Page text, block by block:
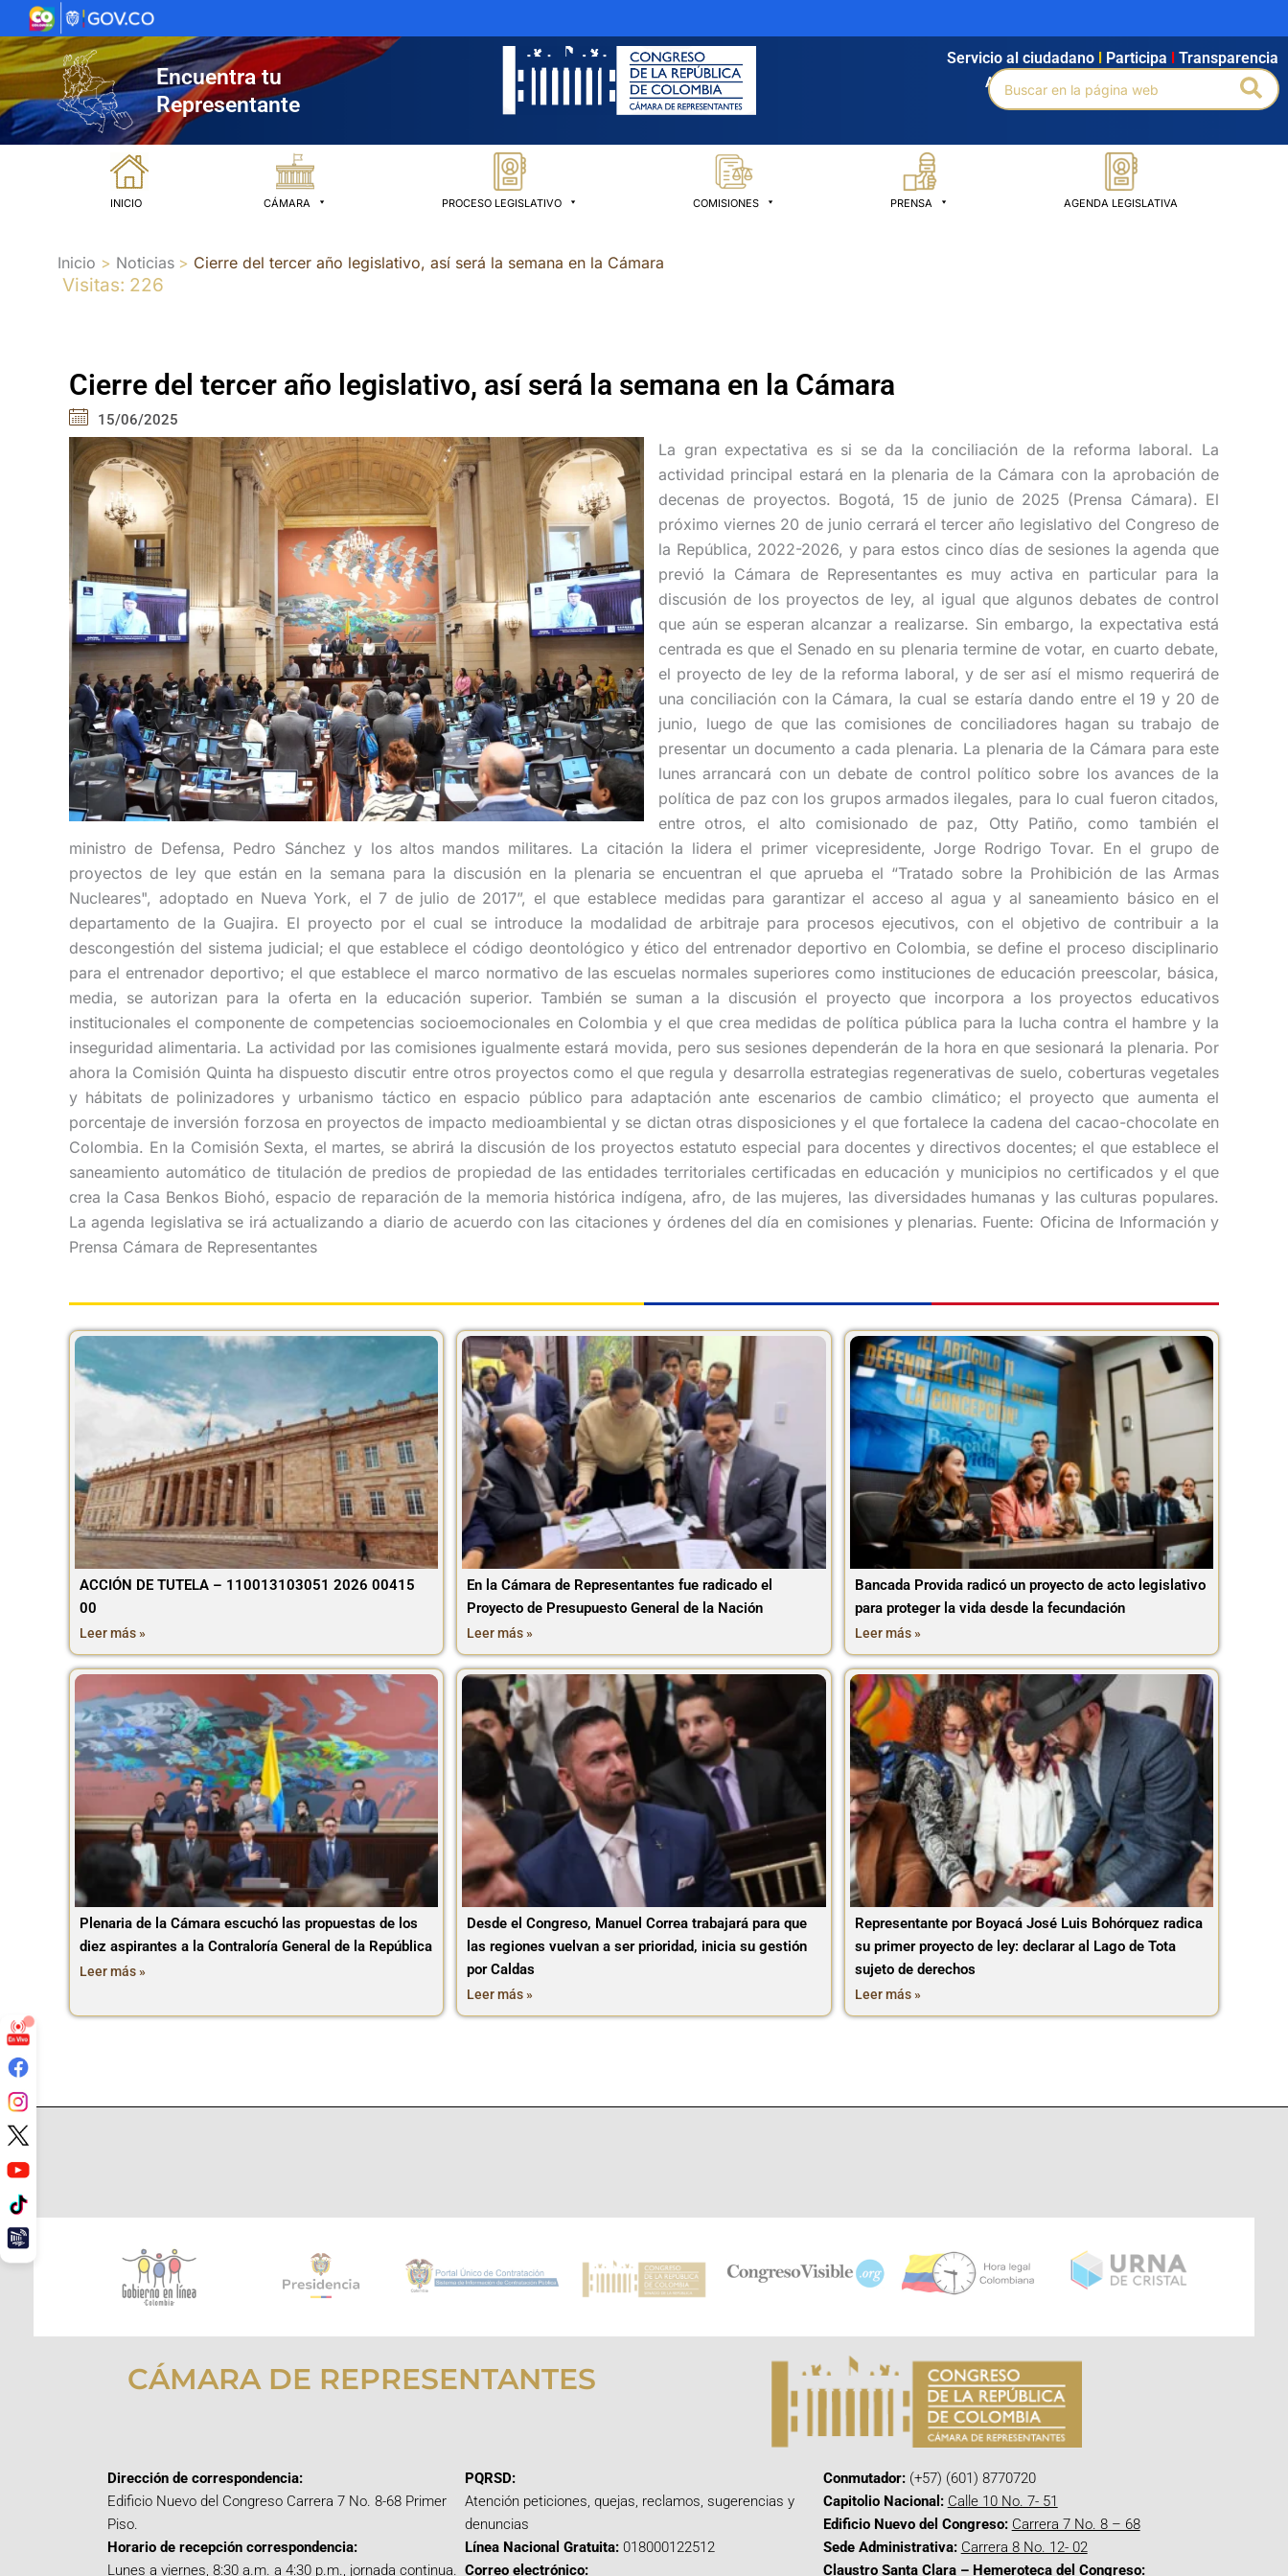
al
contenido
Encuentra tu
Representante
Agendamiento Intranet Búsqueda avanzada
Servicio al ciudadano Participa Transparencia
Buscar
por:
INICIO CÁMARA PROCESO LEGISLATIVO COMISIONES PRENSA AGENDA LEGISLATIVA
Inicio Noticias Cierre del tercer año legislativo, así será la semana en la Cámara
Visitas: 226
Cierre del tercer año legislativo, así será la semana en la Cámara
15/06/2025
La gran expectativa es si se da la conciliación de la reforma laboral. La
actividad principal estará en la plenaria de la Cámara con la aprobación de
decenas de proyectos. Bogotá, 15 de junio de 2025 (Prensa Cámara). El
próximo viernes 20 de junio cerrará el tercer año legislativo del Congreso de
la República, 2022-2026, y para estos cinco días de sesiones la agenda que
previó la Cámara de Representantes es muy activa en particular para la
discusión de los proyectos de ley, al igual que algunos debates de control
que aún se esperan alcanzar a realizarse. Sin embargo, la expectativa está
centrada es que el Senado en su plenaria termine de votar, en cuarto debate,
el proyecto de ley de la reforma laboral, y de ser así el mismo requerirá de
una conciliación con la Cámara, la cual se estaría dando entre el 19 y 20 de
junio, luego de que las comisiones de conciliadores hagan su trabajo de
presentar un documento a cada plenaria. La plenaria de la Cámara para este
lunes arrancará con un debate de control político sobre los avances de la
política de paz con los grupos armados ilegales, para lo cual fueron citados,
entre otros, el alto comisionado de paz, Otty Patiño, como también el
ministro de Defensa, Pedro Sánchez y los altos mandos militares. La citación la lidera el primer vicepresidente, Jorge Rodrigo Tovar. En el grupo de
proyectos de ley que están en la semana para la discusión en la plenaria se encuentran el que aprueba el “Tratado sobre la Prohibición de las Armas
Nucleares", adoptado en Nueva York, el 7 de julio de 2017”, el que establece medidas para garantizar el acceso al agua y al saneamiento básico en el
departamento de la Guajira. El proyecto por el cual se introduce la modalidad de arbitraje para procesos ejecutivos, con el objetivo de contribuir a la
descongestión del sistema judicial; el que establece el código deontológico y ético del entrenador deportivo en Colombia, se define el proceso disciplinario
para el entrenador deportivo; el que establece el marco normativo de las escuelas normales superiores como instituciones de educación preescolar, básica,
media, se autorizan para la oferta en la educación superior. También se suman a la discusión el proyecto que incorpora a los proyectos educativos
institucionales el componente de competencias socioemocionales en Colombia y el que crea medidas de política pública para la lucha contra el hambre y la
inseguridad alimentaria. La actividad por las comisiones igualmente estará movida, pero sus sesiones dependerán de la hora en que sesionará la plenaria. Por
ahora la Comisión Quinta ha dispuesto discutir entre otros proyectos como el que regula y desarrolla estrategias regenerativas de suelo, coberturas vegetales
y hábitats de polinizadores y urbanismo táctico en espacio público para adaptación ante escenarios de cambio climático; el proyecto que aumenta el
porcentaje de inversión forzosa en proyectos de impacto medioambiental y se dictan otras disposiciones y el que fortalece la cadena del cacao-chocolate en
Colombia. En la Comisión Sexta, el martes, se abrirá la discusión de los proyectos estatuto especial para docentes y directivos docentes; el que establece el
saneamiento automático de titulación de predios de propiedad de las entidades territoriales certificadas en educación y municipios no certificados y el que
crea la Casa Benkos Biohó, espacio de reparación de la memoria histórica indígena, afro, de las mujeres, las diversidades humanas y las culturas populares.
La agenda legislativa se irá actualizando a diario de acuerdo con las citaciones y órdenes del día en comisiones y plenarias. Fuente: Oficina de Información y
Prensa Cámara de Representantes
ACCIÓN DE TUTELA – 110013103051 2026 00415
00
Leer más »
En la Cámara de Representantes fue radicado el
Proyecto de Presupuesto General de la Nación
Leer más »
Bancada Provida radicó un proyecto de acto legislativo
para proteger la vida desde la fecundación
Leer más »
Plenaria de la Cámara escuchó las propuestas de los
diez aspirantes a la Contraloría General de la República
Leer más »
Desde el Congreso, Manuel Correa trabajará para que
las regiones vuelvan a ser prioridad, inicia su gestión
por Caldas
Leer más »
Representante por Boyacá José Luis Bohórquez radica
su primer proyecto de ley: declarar al Lago de Tota
sujeto de derechos
Leer más »
CÁMARA DE REPRESENTANTES
Dirección de correspondencia:
Edificio Nuevo del Congreso Carrera 7 No. 8-68 Primer
Piso.
Horario de recepción correspondencia:
Lunes a viernes, 8:30 a.m. a 4:30 p.m., jornada continua.
PQRSD:
Atención peticiones, quejas, reclamos, sugerencias y
denuncias
Línea Nacional Gratuita: 018000122512
Correo electrónico:
Conmutador:(+57) (601) 8770720
Capitolio Nacional: Calle 10 No. 7- 51
Edificio Nuevo del Congreso: Carrera 7 No. 8 – 68
Sede Administrativa: Carrera 8 No. 12- 02
Claustro Santa Clara – Hemeroteca del Congreso: